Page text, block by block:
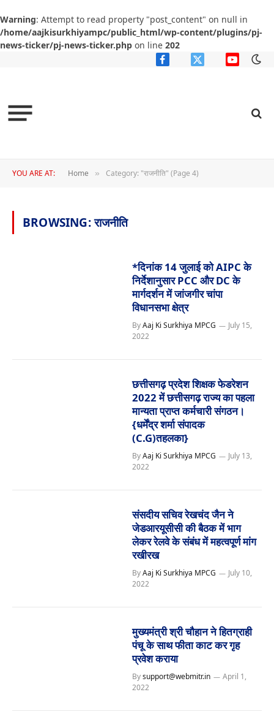
Warning: Attempt to read property "post_content" on null in
/home/aajkisurkhiyampc/public_html/wp-content/plugins/pj-
news-ticker/pj-news-ticker.php on line 202
FacebookX
YouTube
YOU ARE AT: Home » Category: "राजनीति" (Page 4)
BROWSING:राजनीति
*दिनांक 14 जुलाई को AIPC के
निर्देशानुसार PCC और DC के
मार्गदर्शन में जांजगीर चांपा
विधानसभा क्षेत्र
By Aaj Ki Surkhiya MPCG
July 15,
2022
छत्तीसगढ़ प्रदेश शिक्षक फेडरेशन
2022 में छत्तीसगढ़ राज्य का पहला
मान्यता प्राप्त कर्मचारी संगठन।
{धर्मेंद्र शर्मा संपादक
(C.G)तहलका}
By Aaj Ki Surkhiya MPCG
July 13,
2022
संसदीय सचिव रेखचंद जैन ने
जेडआरयूसीसी की बैठक में भाग
लेकर रेलवे के संबंध में महत्वपूर्ण मांग
रखीरख
By Aaj Ki Surkhiya MPCG
July 10,
2022
मुख्यमंत्री श्री चौहान ने हितग्राही
पंचू के साथ फीता काट कर गृह
प्रवेश कराया
By support@webmitr.in
April 1,
2022